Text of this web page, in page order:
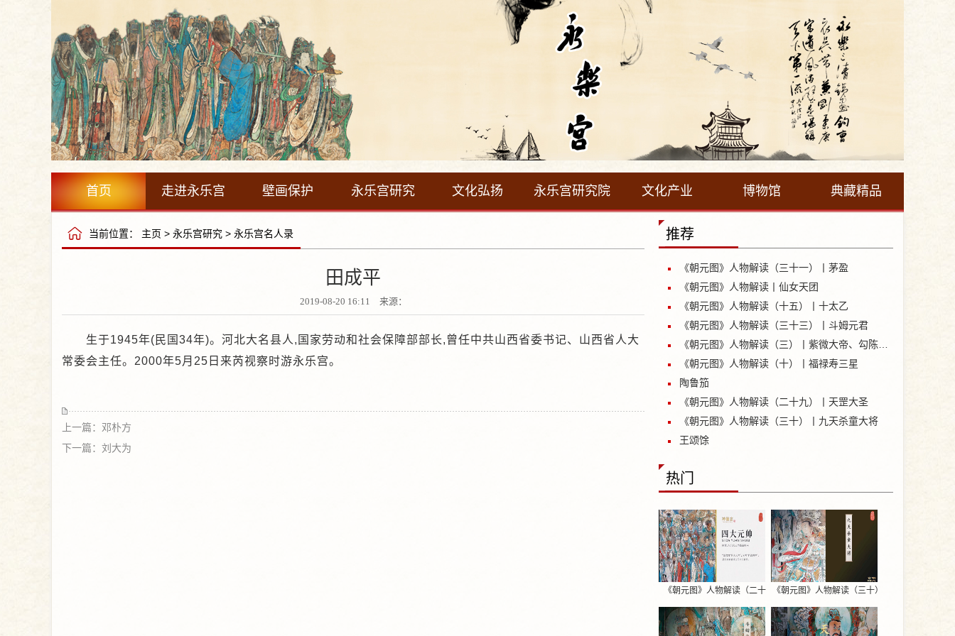
首页 走进永乐宫 壁画保护 永乐宫研究 文化弘扬 永乐宫研究院 文化产业 博物馆 典藏精品
当前位置： 主页 > 永乐宫研究 > 永乐宫名人录
田成平
2019-08-20 16:11 来源：
生于1945年(民国34年)。河北大名县人,国家劳动和社会保障部部长,曾任中共山西省委书记、山西省人大
常委会主任。2000年5月25日来芮视察时游永乐宫。
上一篇：邓朴方
下一篇：刘大为
推荐
《朝元图》人物解读（三十一）丨茅盈
《朝元图》人物解读丨仙女天团
《朝元图》人物解读（十五）丨十太乙
《朝元图》人物解读（三十三）丨斗姆元君
《朝元图》人物解读（十）丨福禄寿三星
陶鲁笳
《朝元图》人物解读（二十九）丨天罡大圣
《朝元图》人物解读（三十）丨九天杀童大将
王颂馀
热门
《朝元图》人物解读（二十
七）丨四大元帅
《朝元图》人物解读（三十）
丨九天杀童大将